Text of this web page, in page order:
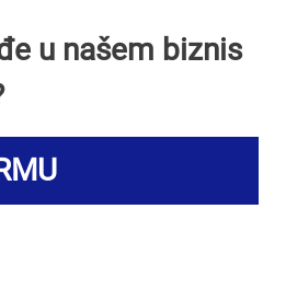
u našem biznis